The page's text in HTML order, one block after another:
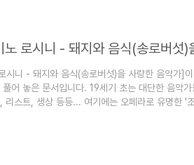
니다. 러시아 아르누보의 창시자이며 창작의 집
노 로시니 - 돼지와 음식(송로버섯)
시니 - 돼지와 음식(송로버섯)을 사랑한 음악가]
풀어 놓은 문서입니다. 19세기 초는 대단한 음악
리스트, 생상 등등... 여기에는 오페라로 유명한 '
소문이 돌았습니다. 그러나 거기에는 또 다른 이